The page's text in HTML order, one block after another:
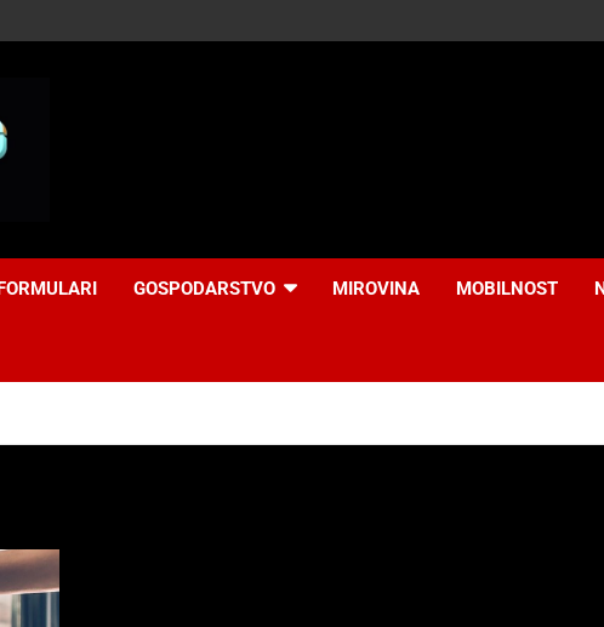
GOSPODARSTVO MIROVINA MOBILNOST